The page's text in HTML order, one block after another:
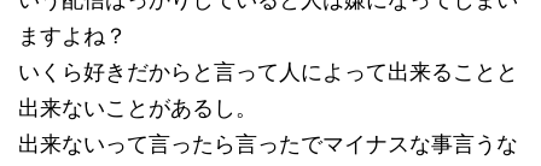
ますよね？
いくら好きだからと言って人によって出来ることと
出来ないことがあるし。
出来ないって言ったら言ったでマイナスな事言うな